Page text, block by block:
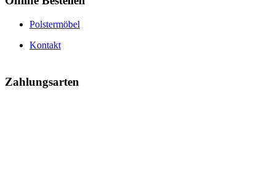
Polstermöbel
Kontakt
Zahlungsarten